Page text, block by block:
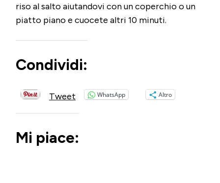
riso al salto aiutandovi con un coperchio o un
piatto piano e cuocete altri 10 minuti.
Condividi:
Tweet WhatsApp Altro
Mi piace: